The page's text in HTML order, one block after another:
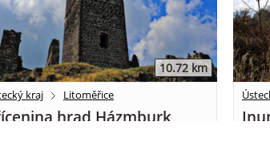
10.72 km
kraj Litoměřice
hrad Házmburk